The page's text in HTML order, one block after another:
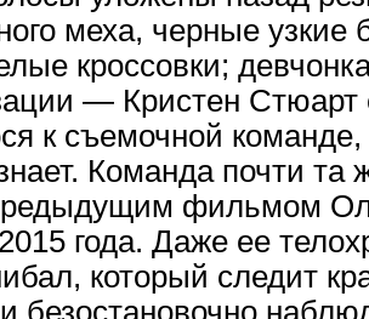
меха, черные
кроссовки;
— Кристен Стюарт
к съемочной
Команда почти та
фильмом
года. Даже ее
который следит
безостановочно